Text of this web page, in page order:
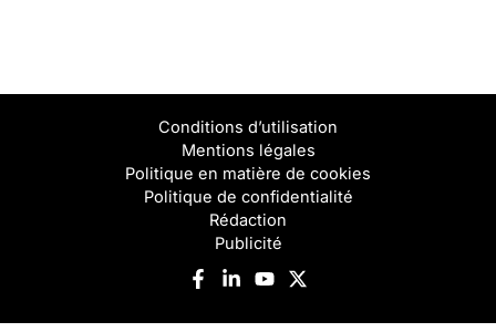
Conditions d’utilisation
Mentions légales
Politique en matière de cookies
Politique de confidentialité
Rédaction
Publicité